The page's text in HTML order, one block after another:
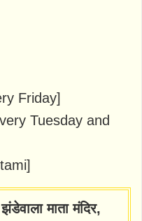
Friday]
Tuesday and
माता मंदिर,